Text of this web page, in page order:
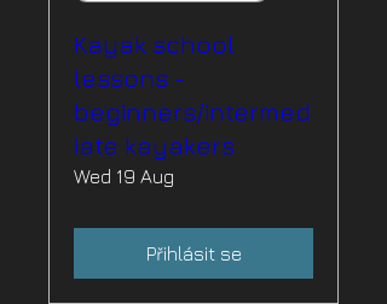
Kayak school
lessons -
beginners/intermed
iate kayakers
Wed 19 Aug
Přihlásit se